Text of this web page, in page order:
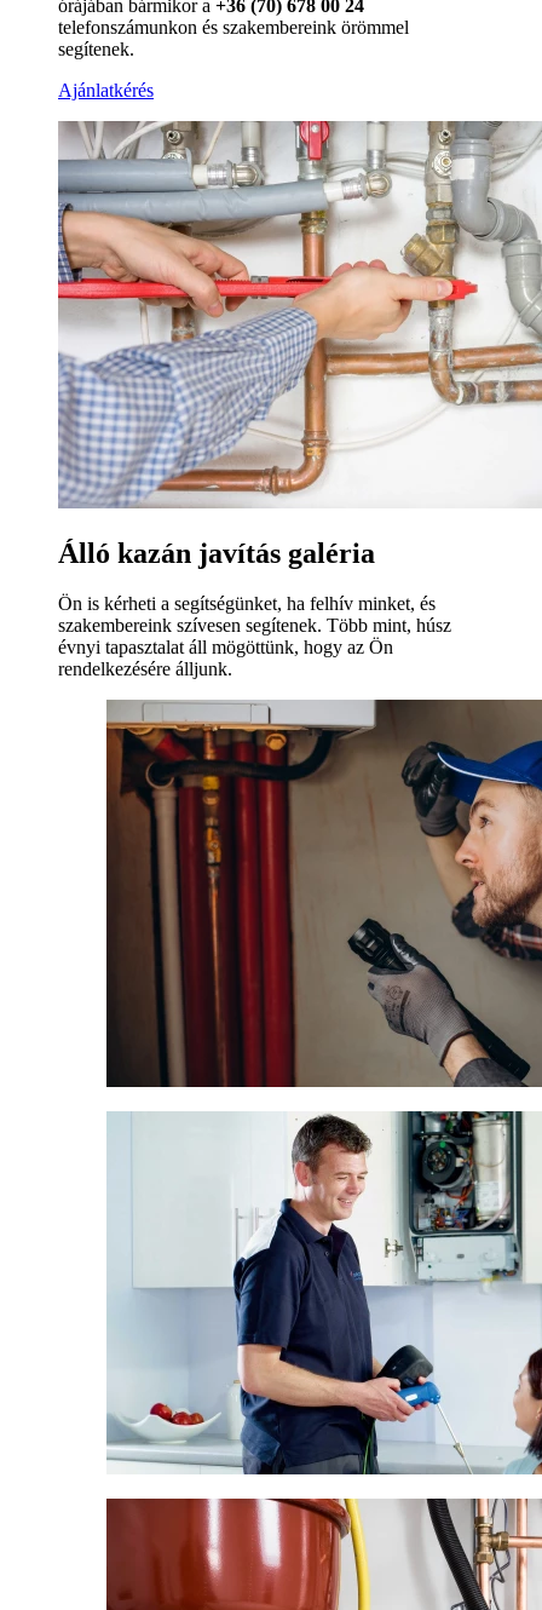
órájában bármikor a +36 (70) 678 00 24
telefonszámunkon és szakembereink örömmel
segítenek.
Ajánlatkérés
Álló kazán javítás galéria
Ön is kérheti a segítségünket, ha felhív minket, és
szakembereink szívesen segítenek. Több mint, húsz
évnyi tapasztalat áll mögöttünk, hogy az Ön
rendelkezésére álljunk.